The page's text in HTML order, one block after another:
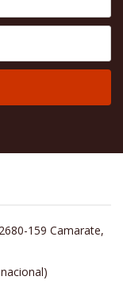
159 Camarate,